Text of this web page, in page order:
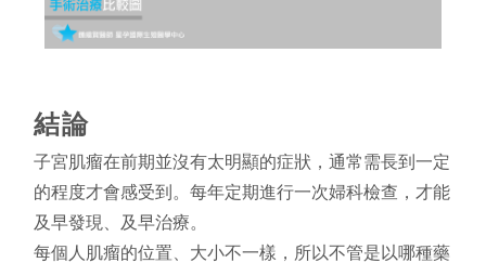
結論
子宮肌瘤在前期並沒有太明顯的症狀，通常需長到一定
的程度才會感受到。每年定期進行一次婦科檢查，才能
及早發現、及早治療。
每個人肌瘤的位置、大小不一樣，所以不管是以哪種藥